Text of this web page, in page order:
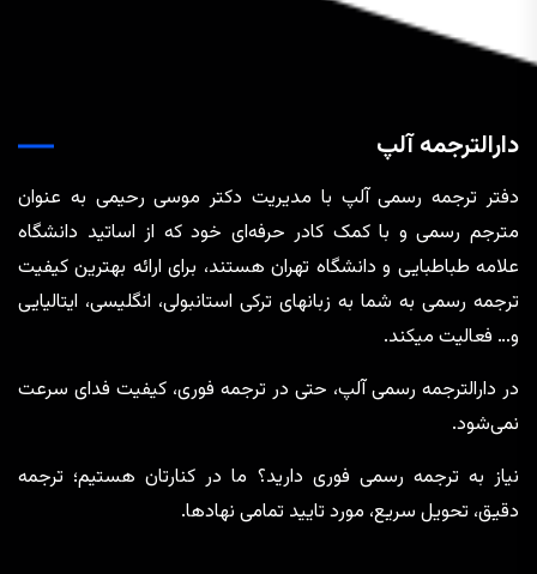
دارالترجمه آلپ
دفتر ترجمه رسمی آلپ با مدیریت دکتر موسی رحیمی به عنوان
مترجم رسمی و با کمک کادر حرفه‌ای خود که از اساتید دانشگاه
علامه طباطبایی و دانشگاه تهران هستند، برای ارائه بهترین کیفیت
ترجمه رسمی به شما به زبانهای ترکی استانبولی، انگلیسی، ایتالیایی
و… فعالیت میکند.
در دارالترجمه رسمی آلپ، حتی در ترجمه‌ فوری، کیفیت فدای سرعت
نمی‌شود.
نیاز به ترجمه رسمی فوری دارید؟ ما در کنارتان هستیم؛ ترجمه
دقیق، تحویل سریع، مورد تایید تمامی نهادها.